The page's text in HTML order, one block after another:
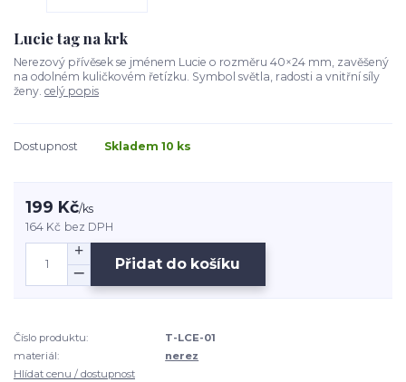
Lucie tag na krk
Nerezový přívěsek se jménem Lucie o rozměru 40×24 mm, zavěšený
na odolném kuličkovém řetízku. Symbol světla, radosti a vnitřní síly
ženy. celý popis
Dostupnost Skladem 10 ks
199 Kč/ks
164 Kč bez DPH
Přidat do košíku
Číslo produktu:
T-LCE-01
materiál:
nerez
Hlídat cenu / dostupnost